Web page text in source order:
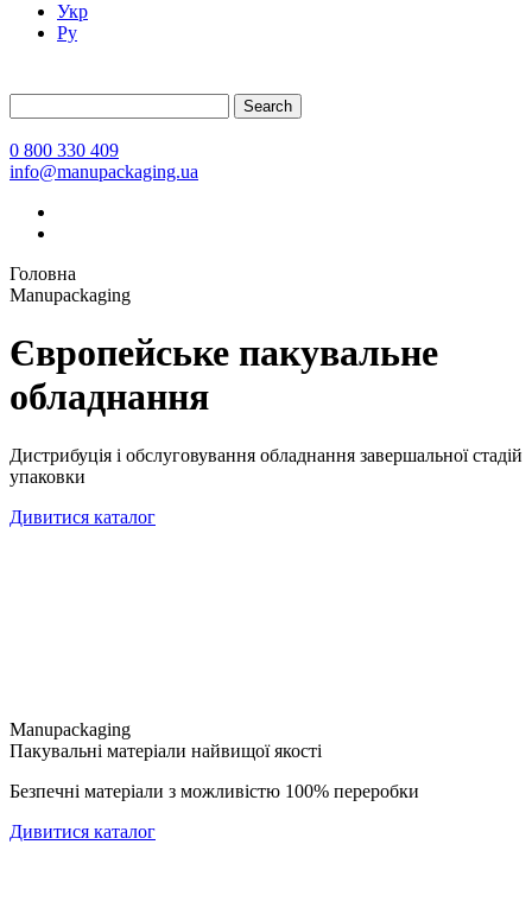
Укр
Ру
Search
0 800 330 409
info@manupackaging.ua
Головна
Manupackaging
Європейське пакувальне
обладнання
Дистрибуція і обслуговування обладнання завершальної стадій
упаковки
Дивитися каталог
Manupackaging
Пакувальні матеріали найвищої якості
Безпечні матеріали з можливістю 100% переробки
Дивитися каталог